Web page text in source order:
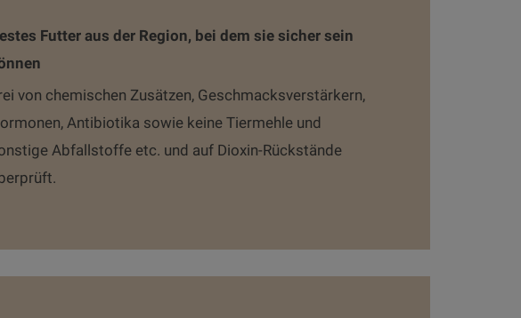
Futter aus der Region, bei dem sie sicher sein
von chemischen Zusätzen, Geschmacksverstärkern,
Antibiotika sowie keine Tiermehle und
Abfallstoffe etc. und auf Dioxin-Rückstände